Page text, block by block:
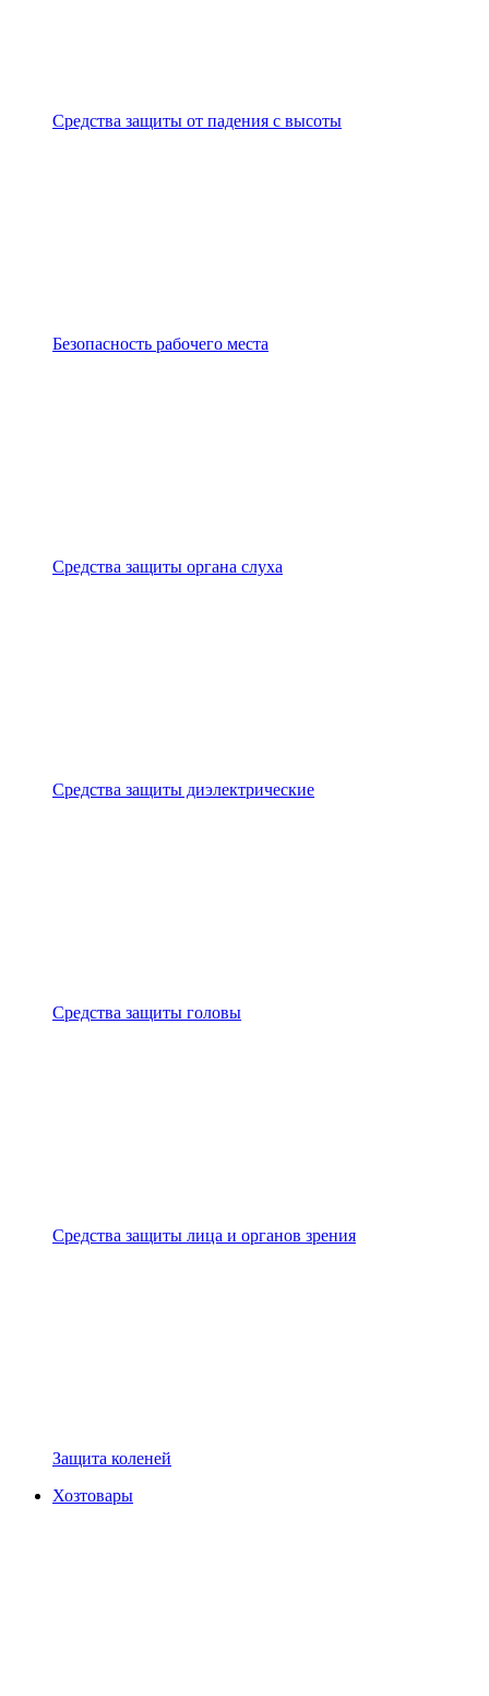
Средства защиты от падения с высоты
Безопасность рабочего места
Средства защиты органа слуха
Средства защиты диэлектрические
Средства защиты головы
Средства защиты лица и органов зрения
Защита коленей
Хозтовары